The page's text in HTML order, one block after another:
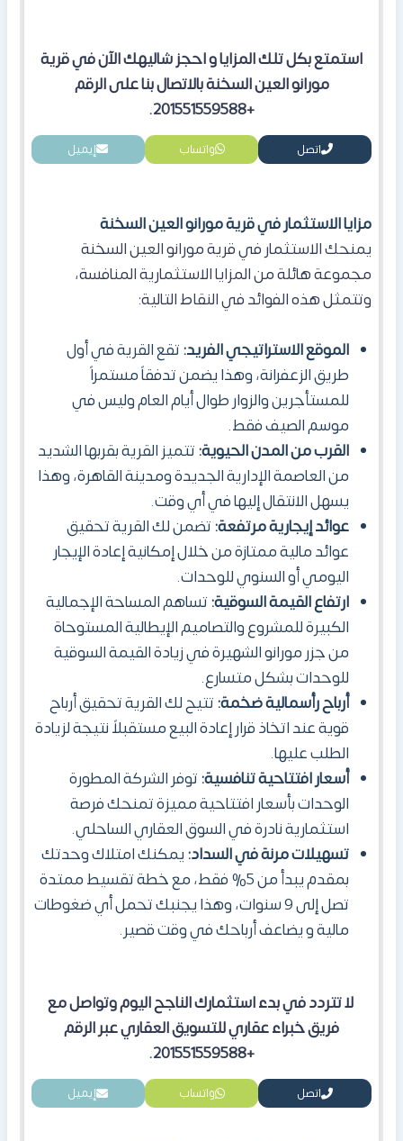
استمتع بكل تلك المزايا و احجز شاليهك الآن في قرية
مورانو العين السخنة بالاتصال بنا على الرقم
+201551559588.
اتصل واتساب إيميل
مزايا الاستثمار في قرية مورانو العين السخنة
يمنحك الاستثمار في قرية مورانو العين السخنة
مجموعة هائلة من المزايا الاستثمارية المنافسة،
وتتمثل هذه الفوائد في النقاط التالية:
الموقع الاستراتيجي الفريد:تقع القرية في أول
طريق الزعفرانة، وهذا يضمن تدفقاً مستمراً
للمستأجرين والزوار طوال أيام العام وليس في
موسم الصيف فقط.
القرب من المدن الحيوية:تتميز القرية بقربها الشديد
من العاصمة الإدارية الجديدة ومدينة القاهرة، وهذا
يسهل الانتقال إليها في أي وقت.
عوائد إيجارية مرتفعة:تضمن لك القرية تحقيق
عوائد مالية ممتازة من خلال إمكانية إعادة الإيجار
اليومي أو السنوي للوحدات.
ارتفاع القيمة السوقية:تساهم المساحة الإجمالية
الكبيرة للمشروع والتصاميم الإيطالية المستوحاة
من جزر مورانو الشهيرة في زيادة القيمة السوقية
للوحدات بشكل متسارع.
أرباح رأسمالية ضخمة:تتيح لك القرية تحقيق أرباح
قوية عند اتخاذ قرار إعادة البيع مستقبلاً نتيجة لزيادة
الطلب عليها.
أسعار افتتاحية تنافسية:توفر الشركة المطورة
الوحدات بأسعار افتتاحية مميزة تمنحك فرصة
استثمارية نادرة في السوق العقاري الساحلي.
تسهيلات مرنة في السداد:يمكنك امتلاك وحدتك
بمقدم يبدأ من 5% فقط، مع خطة تقسيط ممتدة
تصل إلى 9 سنوات، وهذا يجنبك تحمل أي ضغوطات
مالية و يضاعف أرباحك في وقت قصير.
لا تتردد في بدء استثمارك الناجح اليوم وتواصل مع
فريق خبراء عقاري للتسويق العقاري عبر الرقم
+201551559588.
اتصل واتساب إيميل